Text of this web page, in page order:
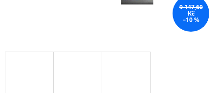
9 147,60
Kč
–10 %